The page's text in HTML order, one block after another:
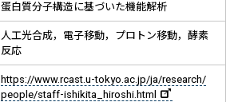
蛋白質分子構造に基づいた機能解析
人工光合成，電子移動，プロトン移動，酵素
反応
https://www.rcast.u-tokyo.ac.jp/ja/research/
people/staff-ishikita_hiroshi.html